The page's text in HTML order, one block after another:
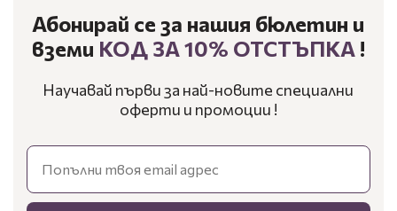
Абонирай се за нашия бюлетин и
вземи КОД ЗА 10% ОТСТЪПКА !
Научавай първи за най-новите специални
оферти и промоции !
Email